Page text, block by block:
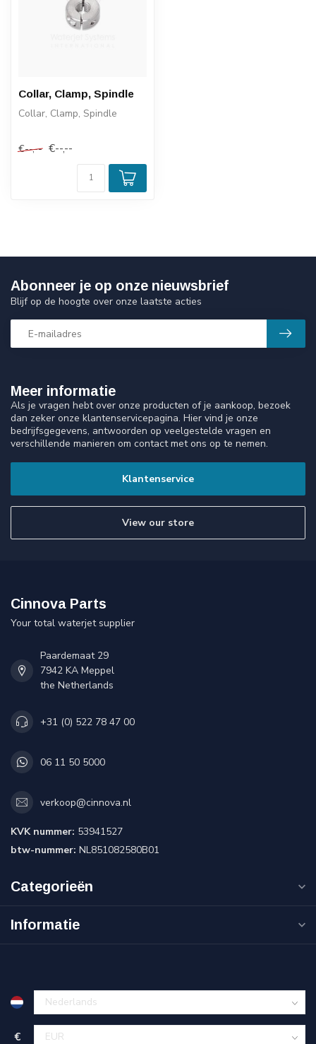
Collar, Clamp, Spindle
Collar, Clamp, Spindle
€--,-- €--,--
Meer informatie
Als je vragen hebt over onze producten of je aankoop, bezoek
dan zeker onze klantenservicepagina. Hier vind je onze
bedrijfsgegevens, antwoorden op veelgestelde vragen en
verschillende manieren om contact met ons op te nemen.
Klantenservice
View our store
Abonneer je op onze nieuwsbrief
Blijf op de hoogte over onze laatste acties
Cinnova Parts
Your total waterjet supplier
Paardemaat 29
7942 KA Meppel
the Netherlands
+31 (0) 522 78 47 00
06 11 50 5000
verkoop@cinnova.nl
KVK nummer: 53941527
btw-nummer: NL851082580B01
Categorieën
Informatie
€